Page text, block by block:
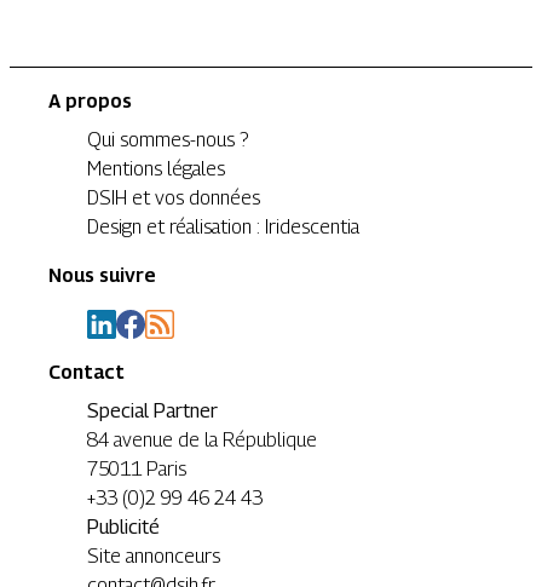
A propos
Qui sommes-nous ?
Mentions légales
DSIH et vos données
Design et réalisation : Iridescentia
Nous suivre
Contact
Special Partner
84 avenue de la République
75011 Paris
+33 (0)2 99 46 24 43
Publicité
Site annonceurs